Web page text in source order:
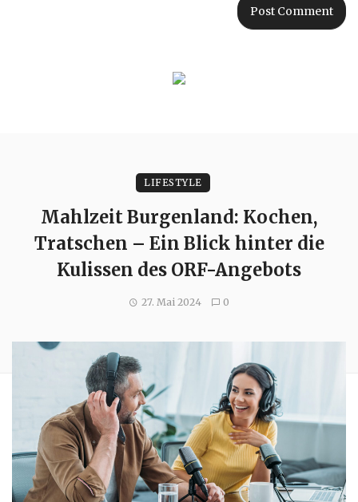
LIFESTYLE
Mahlzeit Burgenland: Kochen,
Tratschen – Ein Blick hinter die
Kulissen des ORF-Angebots
27. Mai 2024 0